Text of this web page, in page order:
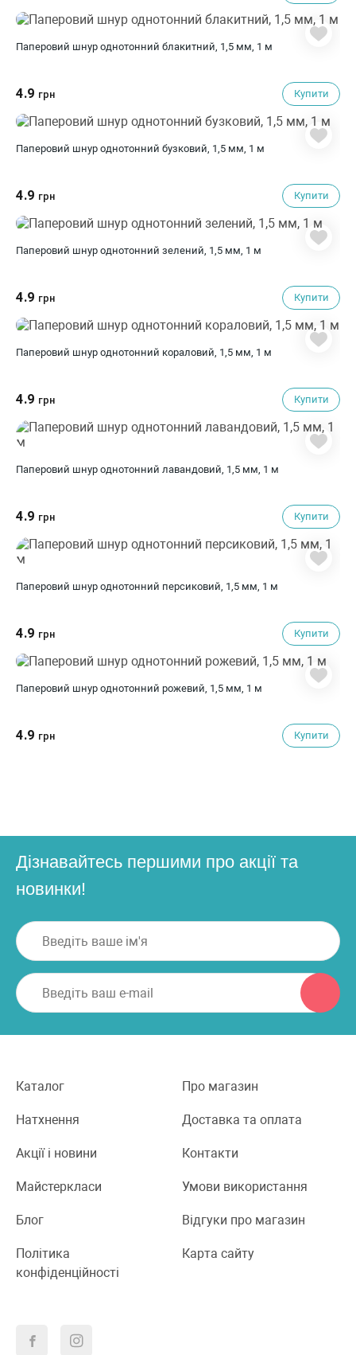
Паперовий шнур однотонний блакитний, 1,5 мм, 1 м
4.9 грн Купити
Паперовий шнур однотонний бузковий, 1,5 мм, 1 м
4.9 грн Купити
Паперовий шнур однотонний зелений, 1,5 мм, 1 м
4.9 грн Купити
Паперовий шнур однотонний кораловий, 1,5 мм, 1 м
4.9 грн Купити
Паперовий шнур однотонний лавандовий, 1,5 мм, 1 м
4.9 грн Купити
Паперовий шнур однотонний персиковий, 1,5 мм, 1 м
4.9 грн Купити
Паперовий шнур однотонний рожевий, 1,5 мм, 1 м
4.9 грн Купити
Дізнавайтесь першими про акції та
новинки!
Каталог Про магазин
Натхнення Доставка та оплата
Акції і новини Контакти
Майстеркласи Умови використання
Блог Відгуки про магазин
Політика
конфіденційності
Карта сайту